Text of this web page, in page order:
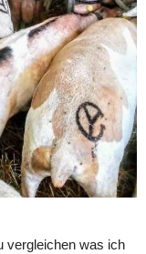
vergleichen was ich